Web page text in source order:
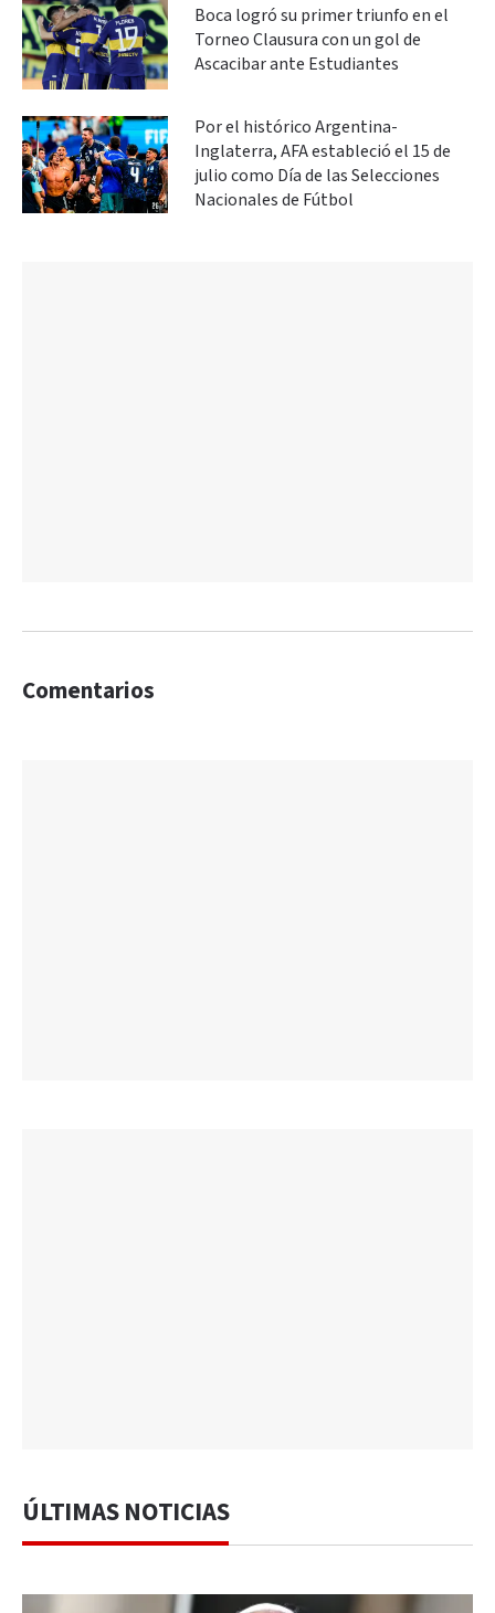
Boca logró su primer triunfo en el
Torneo Clausura con un gol de
Ascacibar ante Estudiantes
Por el histórico Argentina-
Inglaterra, AFA estableció el 15 de
julio como Día de las Selecciones
Nacionales de Fútbol
Comentarios
ÚLTIMAS NOTICIAS